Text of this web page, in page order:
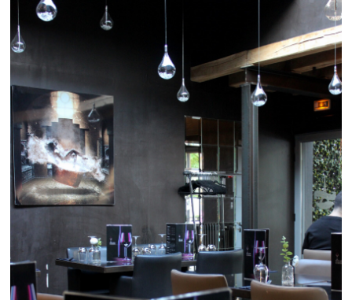
Identifier un Restaurant Val de Marne apprécié est un excellent
point de départ pour bien manger. Un Restaurant Val de Marne
s’adresse aussi bien aux couples qu’aux groupes d’amis. Le
décor d’un Restaurant Val de Marne reste un critère souvent
déterminant. Le menu d’un Restaurant Val de Marne gagne à
proposer des choix variés et équilibrés. La fraîcheur des produits
reste essentielle dans tout Restaurant Val de Marne sérieux. Un
accueil chaleureux renforce naturellement l’attrait d’un
Restaurant Val de Marne. L’accessibilité d’un Restaurant Val de
Marne participe au confort global de la sortie. Un Restaurant Val
de Marne performant le midi gagne la confiance des habitués.
Pour un repas en soirée, un Restaurant Val de Marne à
l’atmosphère travaillée reste un excellent choix. Un Restaurant
Val de Marne constitue parfois un excellent lieu pour échanger
autour d’un repas. Un Restaurant Val de Marne attractif propose
généralement un bon niveau de qualité pour son tarif. Les
recettes emblématiques donnent du relief à un Restaurant Val de
Marne. La régularité des prestations valorise fortement un
Restaurant Val de Marne. Les témoignages clients servent
souvent de guide pour sélectionner un Restaurant Val de Marne.